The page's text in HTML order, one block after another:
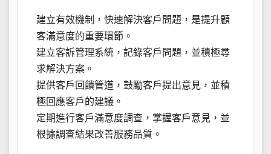
建立有效機制，快速解決客戶問題，是提升顧
客滿意度的重要環節。
建立客訴管理系統，記錄客戶問題，並積極尋
求解決方案。
提供客戶回饋管道，鼓勵客戶提出意見，並積
極回應客戶的建議。
定期進行客戶滿意度調查，掌握客戶意見，並
根據調查結果改善服務品質。